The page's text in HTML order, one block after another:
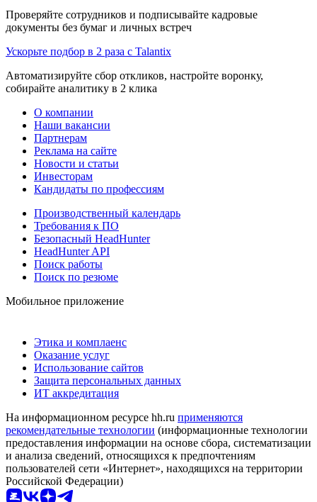
Проверяйте сотрудников и подписывайте кадровые
документы без бумаг и личных встреч
Ускорьте подбор в 2 раза с Talantix
Автоматизируйте сбор откликов, настройте воронку,
собирайте аналитику в 2 клика
О компании
Наши вакансии
Партнерам
Реклама на сайте
Новости и статьи
Инвесторам
Кандидаты по профессиям
Производственный календарь
Требования к ПО
Безопасный HeadHunter
HeadHunter API
Поиск работы
Поиск по резюме
Мобильное приложение
Этика и комплаенс
Оказание услуг
Использование сайтов
Защита персональных данных
ИТ аккредитация
На информационном ресурсе hh.ru применяются
рекомендательные технологии (информационные технологии
предоставления информации на основе сбора, систематизации
и анализа сведений, относящихся к предпочтениям
пользователей сети «Интернет», находящихся на территории
Российской Федерации)